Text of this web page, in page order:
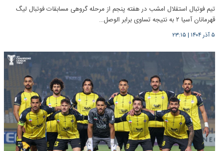
تیم فوتبال استقلال امشب در هفته پنجم از مرحله گروهی مسابقات فوتبال لیگ
قهرمانان آسیا ۲ به نتیجه تساوی برابر الوصل…
۵ آذر ۱۴۰۴ | ۲۳:۱۵